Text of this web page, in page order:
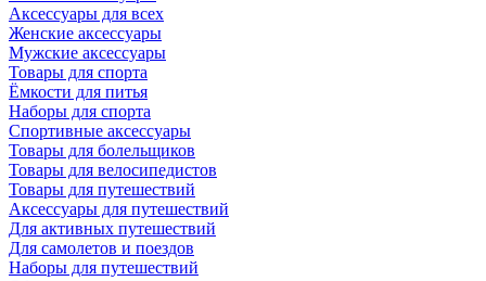
Аксессуары для всех
Женские аксессуары
Мужские аксессуары
Товары для спорта
Ёмкости для питья
Наборы для спорта
Спортивные аксессуары
Товары для болельщиков
Товары для велосипедистов
Товары для путешествий
Аксессуары для путешествий
Для активных путешествий
Для самолетов и поездов
Наборы для путешествий